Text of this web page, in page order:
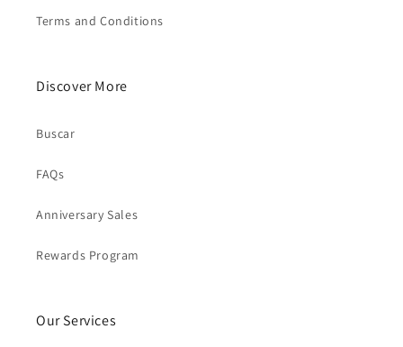
Terms and Conditions
Discover More
Buscar
FAQs
Anniversary Sales
Rewards Program
Our Services